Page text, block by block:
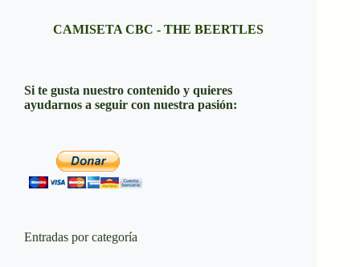
CAMISETA CBC - THE BEERTLES
Si te gusta nuestro contenido y quieres
ayudarnos a seguir con nuestra pasión:
Entradas por categoría